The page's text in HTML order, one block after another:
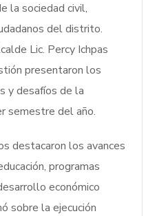
la sociedad civil,
del distrito.
Lic. Percy Ichpas
presentaron los
y desafíos de la
semestre del año.
destacaron los avances
programas
económico
sobre la ejecución